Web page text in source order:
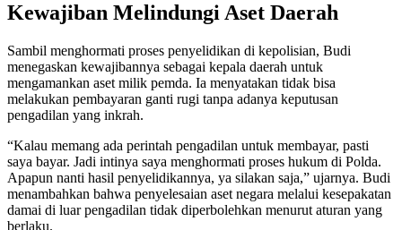
Kewajiban Melindungi Aset Daerah
Sambil menghormati proses penyelidikan di kepolisian, Budi
menegaskan kewajibannya sebagai kepala daerah untuk
mengamankan aset milik pemda. Ia menyatakan tidak bisa
melakukan pembayaran ganti rugi tanpa adanya keputusan
pengadilan yang inkrah.
“Kalau memang ada perintah pengadilan untuk membayar, pasti
saya bayar. Jadi intinya saya menghormati proses hukum di Polda.
Apapun nanti hasil penyelidikannya, ya silakan saja,” ujarnya. Budi
menambahkan bahwa penyelesaian aset negara melalui kesepakatan
damai di luar pengadilan tidak diperbolehkan menurut aturan yang
berlaku.